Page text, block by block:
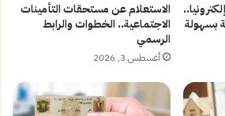
بسهولة
الاستعلام عن مستحقات التأمينات
الاجتماعية.. الخطوات والرابط
الرسمي
أغسطس 3, 2026